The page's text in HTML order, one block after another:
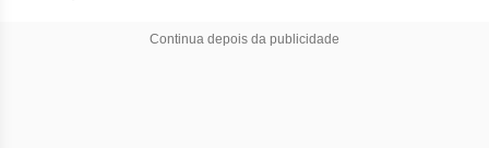
Continua depois da publicidade